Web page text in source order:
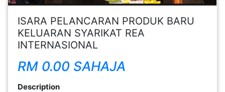
ISARA PELANCARAN PRODUK BARU
KELUARAN SYARIKAT REA
INTERNASIONAL
RM 0.00 SAHAJA
Description
FESYEN
WANITA(0)
KECANTIKAN(7)